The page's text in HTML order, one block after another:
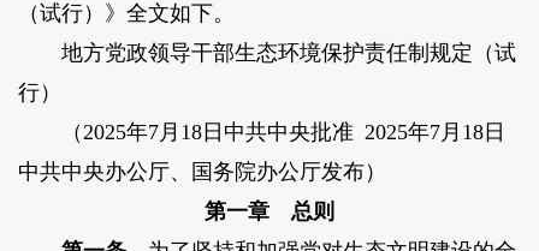
（试行）》全文如下。
地方党政领导干部生态环境保护责任制规定（试
行）
（2025年7月18日中共中央批准 2025年7月18日
中共中央办公厅、国务院办公厅发布）
第一章 总则